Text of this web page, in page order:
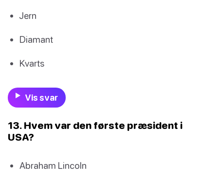
Jern
Diamant
Kvarts
Vis svar
13. Hvem var den første præsident i
USA?
Abraham Lincoln